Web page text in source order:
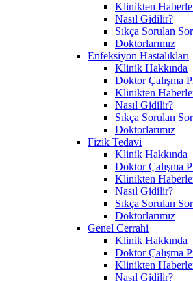
Klinikten
Nasıl Gidilir?
Sıkça Sorulan
Doktorlarımız
Enfeksiyon Hastalıkları
Klinik Hakkında
Doktor Çalışma
Klinikten
Nasıl Gidilir?
Sıkça Sorulan
Doktorlarımız
Fizik Tedavi
Klinik Hakkında
Doktor Çalışma
Klinikten
Nasıl Gidilir?
Sıkça Sorulan
Doktorlarımız
Genel Cerrahi
Klinik Hakkında
Doktor Çalışma
Klinikten
Nasıl Gidilir?